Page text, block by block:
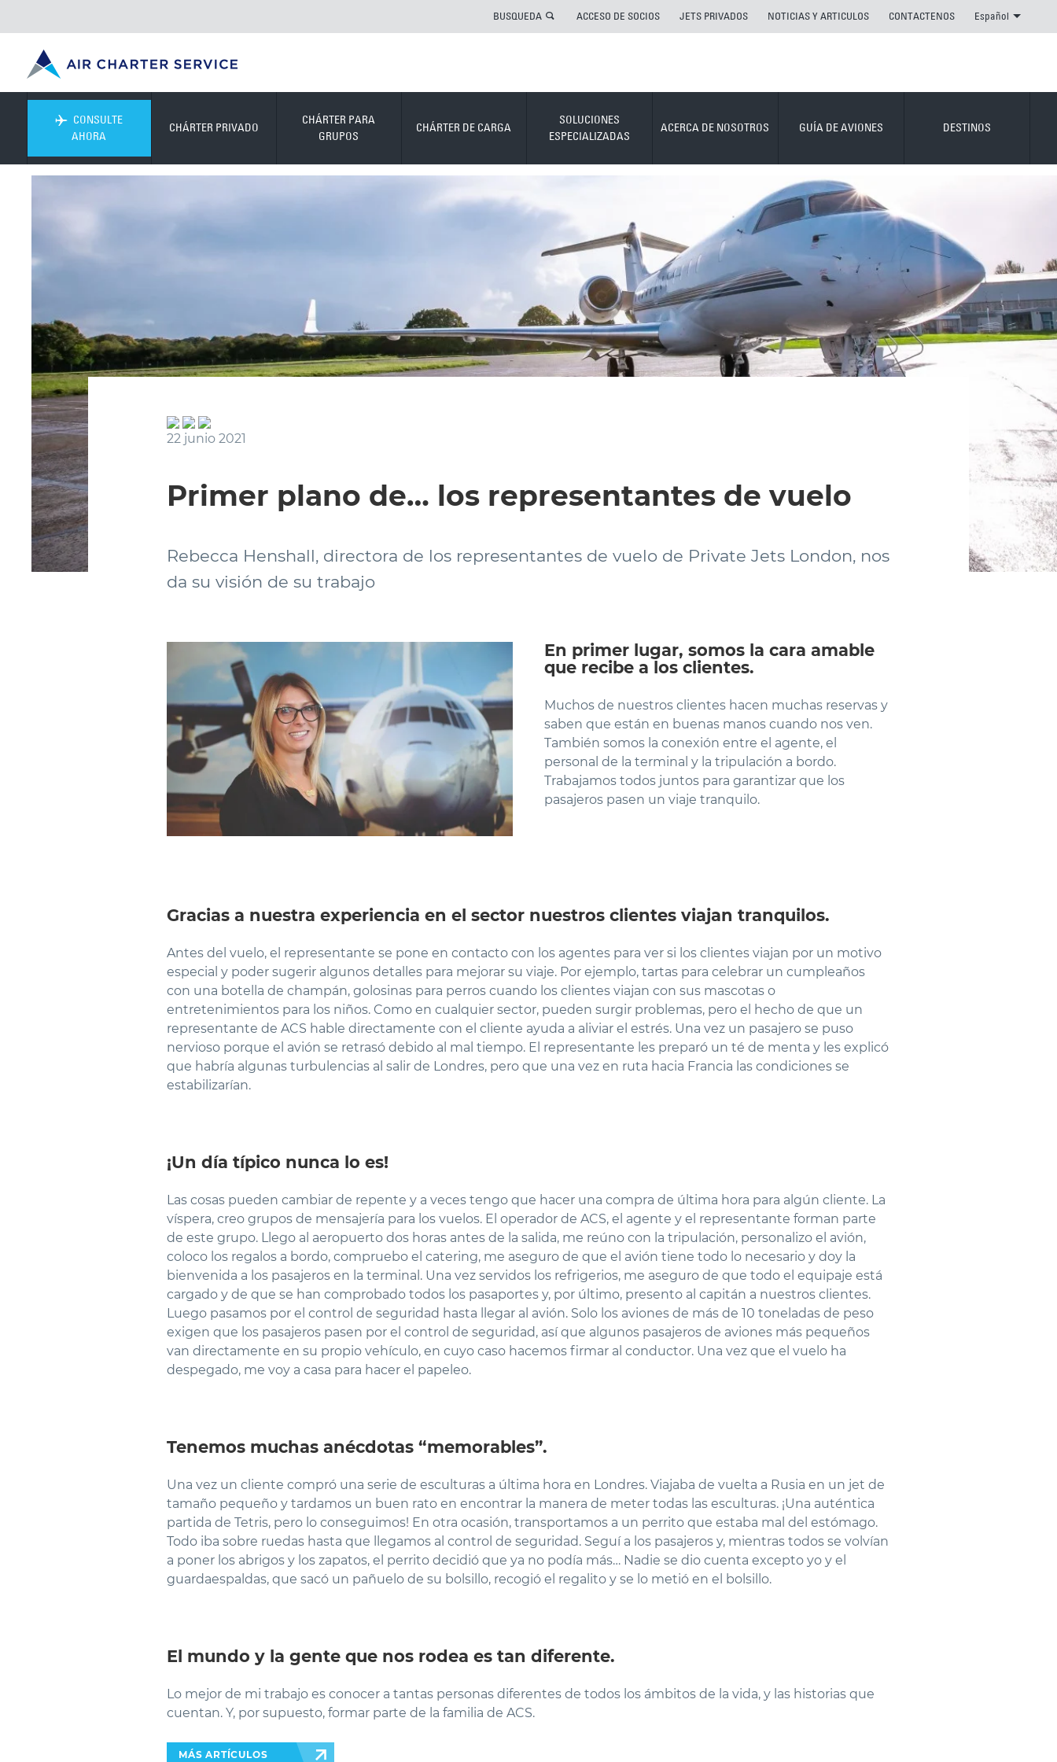
BUSQUEDA ACCESO DE SOCIOS JETS PRIVADOS NOTICIAS Y ARTICULOS CONTACTENOS Español
CONSULTE
AHORA
CHÁRTER PRIVADO
CHÁRTER PARA
GRUPOS
CHÁRTER DE CARGA
SOLUCIONES
ESPECIALIZADAS
ACERCA DE NOSOTROS GUÍA DE AVIONES DESTINOS
22 junio 2021
Primer plano de… los representantes de vuelo
Rebecca Henshall, directora de los representantes de vuelo de Private Jets London, nos
da su visión de su trabajo
En primer lugar, somos la cara amable
que recibe a los clientes.
Muchos de nuestros clientes hacen muchas reservas y
saben que están en buenas manos cuando nos ven.
También somos la conexión entre el agente, el
personal de la terminal y la tripulación a bordo.
Trabajamos todos juntos para garantizar que los
pasajeros pasen un viaje tranquilo.
Gracias a nuestra experiencia en el sector nuestros clientes viajan tranquilos.
Antes del vuelo, el representante se pone en contacto con los agentes para ver si los clientes viajan por un motivo
especial y poder sugerir algunos detalles para mejorar su viaje. Por ejemplo, tartas para celebrar un cumpleaños
con una botella de champán, golosinas para perros cuando los clientes viajan con sus mascotas o
entretenimientos para los niños. Como en cualquier sector, pueden surgir problemas, pero el hecho de que un
representante de ACS hable directamente con el cliente ayuda a aliviar el estrés. Una vez un pasajero se puso
nervioso porque el avión se retrasó debido al mal tiempo. El representante les preparó un té de menta y les explicó
que habría algunas turbulencias al salir de Londres, pero que una vez en ruta hacia Francia las condiciones se
estabilizarían.
¡Un día típico nunca lo es!
Las cosas pueden cambiar de repente y a veces tengo que hacer una compra de última hora para algún cliente. La
víspera, creo grupos de mensajería para los vuelos. El operador de ACS, el agente y el representante forman parte
de este grupo. Llego al aeropuerto dos horas antes de la salida, me reúno con la tripulación, personalizo el avión,
coloco los regalos a bordo, compruebo el catering, me aseguro de que el avión tiene todo lo necesario y doy la
bienvenida a los pasajeros en la terminal. Una vez servidos los refrigerios, me aseguro de que todo el equipaje está
cargado y de que se han comprobado todos los pasaportes y, por último, presento al capitán a nuestros clientes.
Luego pasamos por el control de seguridad hasta llegar al avión. Solo los aviones de más de 10 toneladas de peso
exigen que los pasajeros pasen por el control de seguridad, así que algunos pasajeros de aviones más pequeños
van directamente en su propio vehículo, en cuyo caso hacemos firmar al conductor. Una vez que el vuelo ha
despegado, me voy a casa para hacer el papeleo.
Tenemos muchas anécdotas “memorables”.
Una vez un cliente compró una serie de esculturas a última hora en Londres. Viajaba de vuelta a Rusia en un jet de
tamaño pequeño y tardamos un buen rato en encontrar la manera de meter todas las esculturas. ¡Una auténtica
partida de Tetris, pero lo conseguimos! En otra ocasión, transportamos a un perrito que estaba mal del estómago.
Todo iba sobre ruedas hasta que llegamos al control de seguridad. Seguí a los pasajeros y, mientras todos se volvían
a poner los abrigos y los zapatos, el perrito decidió que ya no podía más… Nadie se dio cuenta excepto yo y el
guardaespaldas, que sacó un pañuelo de su bolsillo, recogió el regalito y se lo metió en el bolsillo.
El mundo y la gente que nos rodea es tan diferente.
Lo mejor de mi trabajo es conocer a tantas personas diferentes de todos los ámbitos de la vida, y las historias que
cuentan. Y, por supuesto, formar parte de la familia de ACS.
MÁS ARTÍCULOS